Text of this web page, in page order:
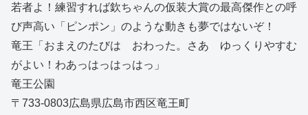
若者よ！練習すれば欽ちゃんの仮装大賞の最高傑作との呼
び声高い「ピンポン」のような動きも夢ではないぞ！
竜王「おまえのたびは おわった。さあ ゆっくりやすむ
がよい！わあっはっはっはっ」
竜王公園
〒733-0803広島県広島市西区竜王町